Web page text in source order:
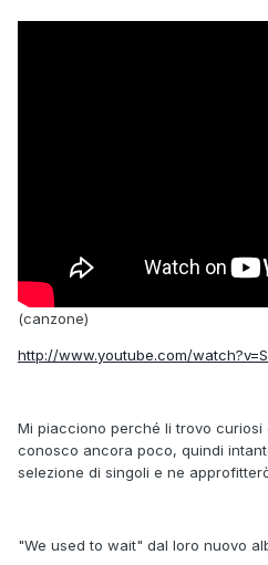
(canzone)
http://www.youtube.com/
Mi piacciono perché li trovo
conosco ancora poco, quindi
selezione di singoli e ne
"We used to wait" dal loro nuovo